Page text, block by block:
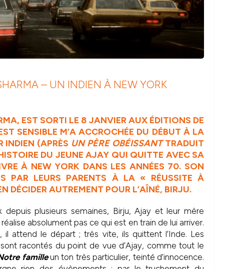
– UN INDIEN À NEW YORK
EST SORTI LE 8 JANVIERAUX ÉDITIONS DE
SENSIBLE M’A ACCROCHÉE DU DÉBUT À LA
INDIEN (APRÈS UN PÈRE OBÉISSANTTRADUIT
DU JEUNE AJAY QUI QUITTE AVEC SA
À NEW YORK DANS LES ANNÉES 70. SON
PAR LEURS PARENTS À LA « RÉUSSITE À
DÉCIDER AUTREMENT POUR L’AÎNÉ, BIRJU.
plusieurs semaines, Birju, Ajay et leur mère
absolument pas ce qui est en train de lui arriver.
attend le départ ; très vite, ils quittent l’Inde. Les
racontés du point de vue d’Ajay, comme tout le
familleun ton très particulier, teinté d’innocence.